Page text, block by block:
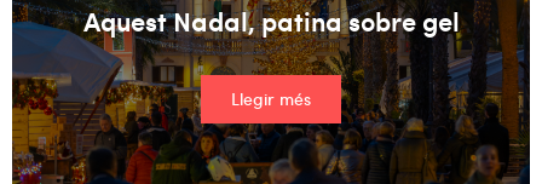
Aquest Nadal, patina sobre gel
Llegir més